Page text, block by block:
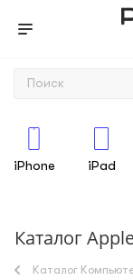
iPhone iPad
Каталог
Каталог